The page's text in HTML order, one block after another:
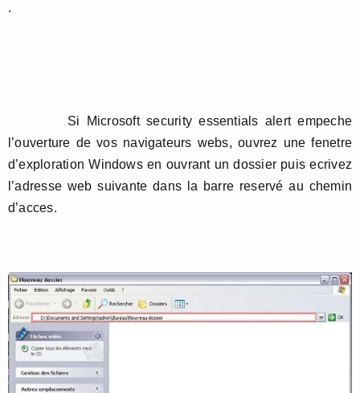
.
Si Microsoft security essentials alert empeche
l’ouverture de vos navigateurs webs, ouvrez une fenetre
d’exploration Windows en ouvrant un dossier puis ecrivez
l’adresse web suivante dans la barre reservé au chemin
d’acces.